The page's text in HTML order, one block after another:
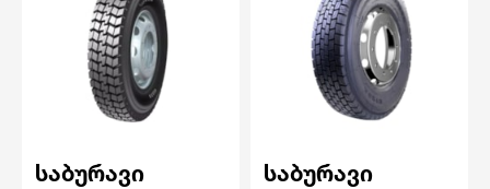
საბურავი საბურავი